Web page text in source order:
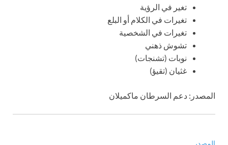
تغير في الرؤية
تغيرات في الكلام أو البلع
تغيرات في الشخصية
تشوش ذهني
نوبات (تشنجات)
غثيان (تقيؤ)
المصدر: دعم السرطان ماكميلان